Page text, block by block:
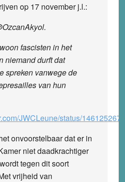
op 17 november j.l.:
fascisten in het
niemand durft dat
spreken vanwege de
van hun
JWCLeune/status/
onvoorstelbaar dat er in
niet daadkrachtiger
tegen dit soort
vrijheid van